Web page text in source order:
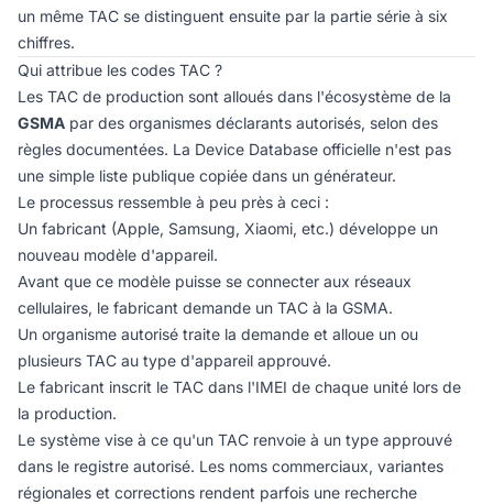
un même TAC se distinguent ensuite par la partie série à six
chiffres.
Qui attribue les codes TAC ?
Les TAC de production sont alloués dans l'écosystème de la
GSMA par des organismes déclarants autorisés, selon des
règles documentées. La Device Database officielle n'est pas
une simple liste publique copiée dans un générateur.
Le processus ressemble à peu près à ceci :
Un fabricant (Apple, Samsung, Xiaomi, etc.) développe un
nouveau modèle d'appareil.
Avant que ce modèle puisse se connecter aux réseaux
cellulaires, le fabricant demande un TAC à la GSMA.
Un organisme autorisé traite la demande et alloue un ou
plusieurs TAC au type d'appareil approuvé.
Le fabricant inscrit le TAC dans l'IMEI de chaque unité lors de
la production.
Le système vise à ce qu'un TAC renvoie à un type approuvé
dans le registre autorisé. Les noms commerciaux, variantes
régionales et corrections rendent parfois une recherche